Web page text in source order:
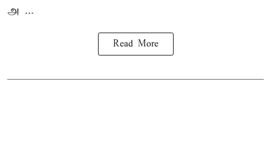
அ ...
Read More